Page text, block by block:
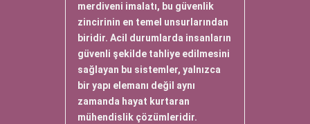
merdiveni imalatı, bu güvenlik
zincirinin en temel unsurlarından
biridir. Acil durumlarda insanların
güvenli şekilde tahliye edilmesini
sağlayan bu sistemler, yalnızca
bir yapı elemanı değil aynı
zamanda hayat kurtaran
mühendislik çözümleridir.